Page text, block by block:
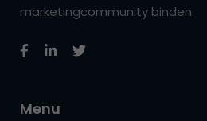
marketingcommunity binden.
Menu